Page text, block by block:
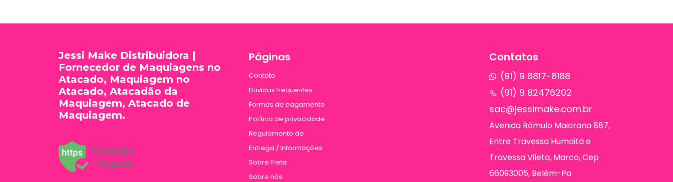
Contatos
(91) 9 8817-8188
(91) 9 82476202
sac@jessimake.com.br
Avenida Rômulo Maiorana 887,
Entre Travessa Humaitá e
Travessa Vileta, Marco, Cep
66093005, Belém-Pa
Páginas
Contato
Dúvidas frequentes
Formas de pagamento
Política de privacidade
Regulamento de
Entrega / Informações
Sobre Frete
Sobre nós
Jessi Make Distribuidora |
Fornecedor de Maquiagens no
Atacado, Maquiagem no
Atacado, Atacadão da
Maquiagem, Atacado de
Maquiagem.